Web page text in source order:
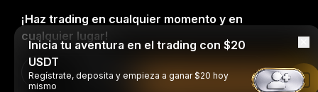
¡Haz trading en cualquier momento y en
cualquier lugar!
Download Bybit App
Inicia tu aventura en el trading con $20
USDT
Regístrate, deposita y empieza a ganar $20 hoy
mismo
Leer en la aplicación de Bybit